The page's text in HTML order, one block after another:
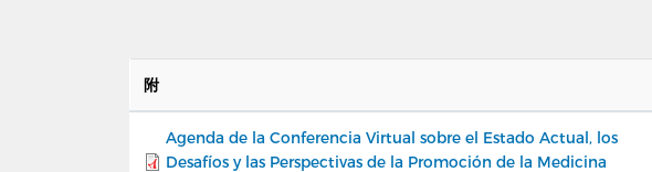
附
Agenda de la Conferencia Virtual sobre el Estado Actual, los
Desafíos y las Perspectivas de la Promoción de la Medicina